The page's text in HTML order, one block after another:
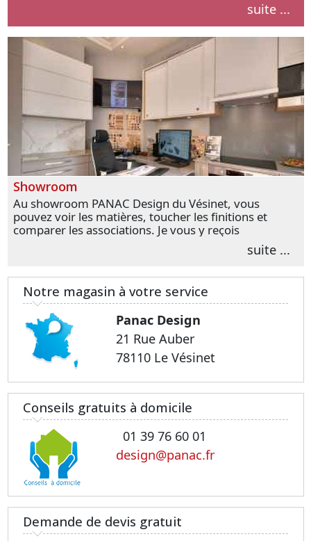
suite ...
Showroom
Au showroom PANAC Design du Vésinet, vous
pouvez voir les matières, toucher les finitions et
comparer les associations. Je vous y reçois
personnellement pour parler de votre projet et
transformer vos premières idées en choix plussuite ...
Notre magasin à votre service
Panac Design
21 Rue Auber
78110 Le Vésinet
Conseils gratuits à domicile
01 39 76 60 01
design@panac.fr
Demande de devis gratuit